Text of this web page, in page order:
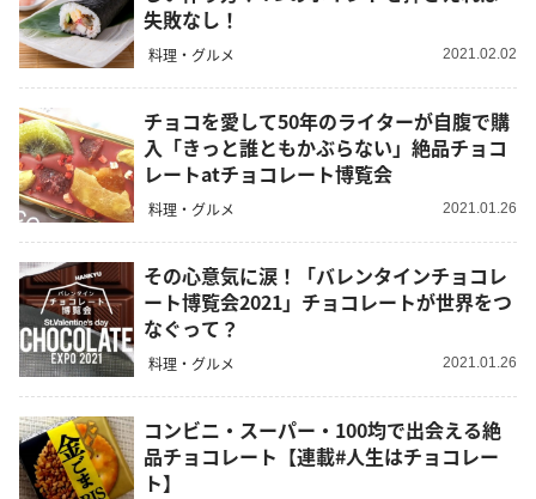
失敗なし！
料理・グルメ 2021.02.02
チョコを愛して50年のライターが自腹で購
入「きっと誰ともかぶらない」絶品チョコ
レートatチョコレート博覧会
料理・グルメ 2021.01.26
その心意気に涙！「バレンタインチョコレ
ート博覧会2021」チョコレートが世界をつ
なぐって？
料理・グルメ 2021.01.26
コンビニ・スーパー・100均で出会える絶
品チョコレート【連載#人生はチョコレー
ト】